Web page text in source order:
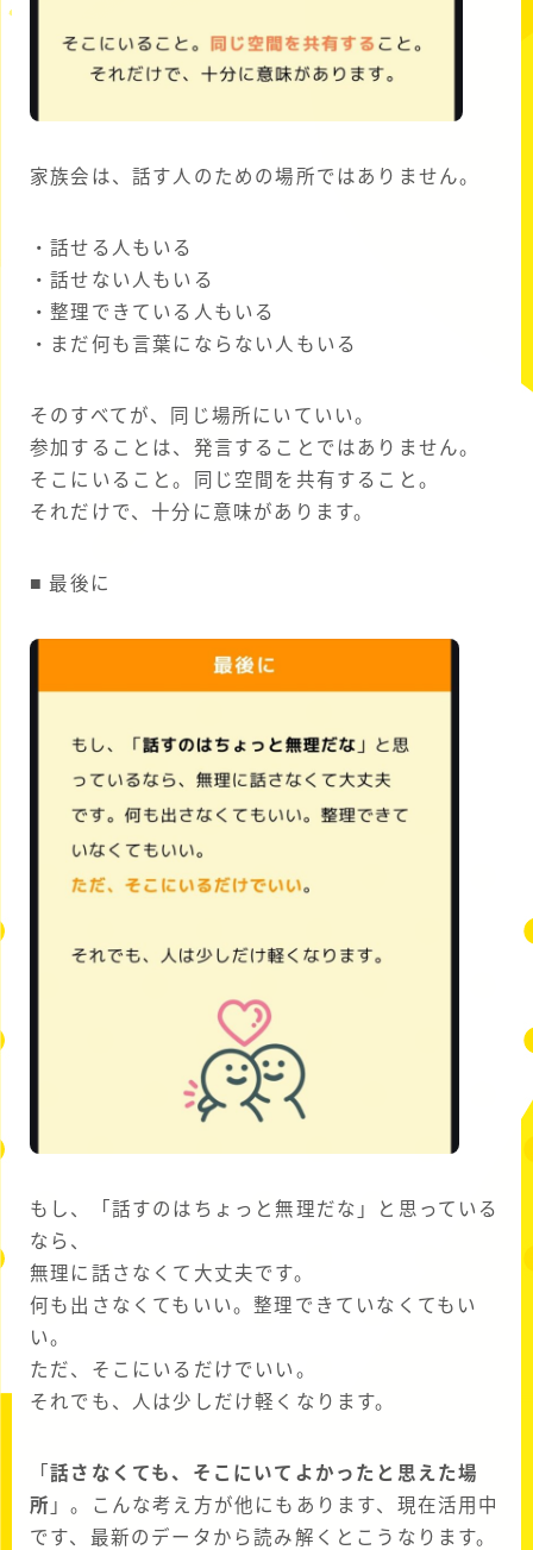
家族会は、話す人のための場所ではありません。
・話せる人もいる
・話せない人もいる
・整理できている人もいる
・まだ何も言葉にならない人もいる
そのすべてが、同じ場所にいていい。
参加することは、発言することではありません。
そこにいること。同じ空間を共有すること。
それだけで、十分に意味があります。
■ 最後に
もし、「話すのはちょっと無理だな」と思っている
なら、
無理に話さなくて大丈夫です。
何も出さなくてもいい。整理できていなくてもい
い。
ただ、そこにいるだけでいい。
それでも、人は少しだけ軽くなります。
「話さなくても、そこにいてよかったと思えた場
所 」。こんな考え方が他にもあります、現在活用中
です、最新のデータから読み解くとこうなります。